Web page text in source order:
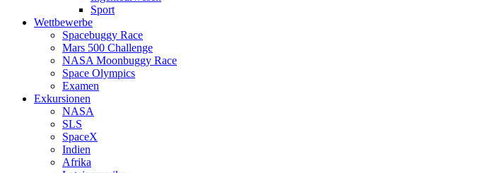
Sport
Wettbewerbe
Spacebuggy Race
Mars 500 Challenge
NASA Moonbuggy Race
Space Olympics
Examen
Exkursionen
NASA
SLS
SpaceX
Indien
Afrika